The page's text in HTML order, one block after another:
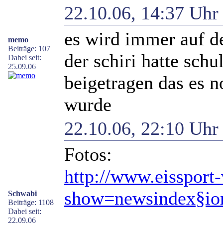
memo
Beiträge: 107
Dabei seit:
25.09.06
22.10.06, 14:37 Uhr
es wird immer auf
der schiri hatte
beigetragen das es
wurde
Schwabi
Beiträge: 1108
Dabei seit:
22.09.06
22.10.06, 22:10 Uhr
Fotos:
http://